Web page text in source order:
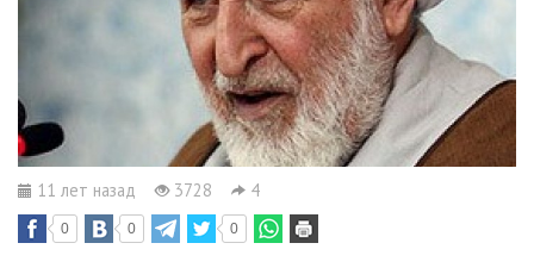
11 лет назад 3728 4
0 0 0